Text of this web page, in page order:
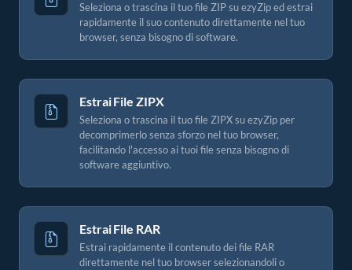
Seleziona o trascina il tuo file ZIP su ezyZip ed estrai
rapidamente il suo contenuto direttamente nel tuo
browser, senza bisogno di software.
Estrai File ZIPX
Seleziona o trascina il tuo file ZIPX su ezyZip per
decomprimerlo senza sforzo nel tuo browser,
facilitando l'accesso ai tuoi file senza bisogno di
software aggiuntivo.
Estrai File RAR
Estrai rapidamente il contenuto dei file RAR
direttamente nel tuo browser selezionandoli o